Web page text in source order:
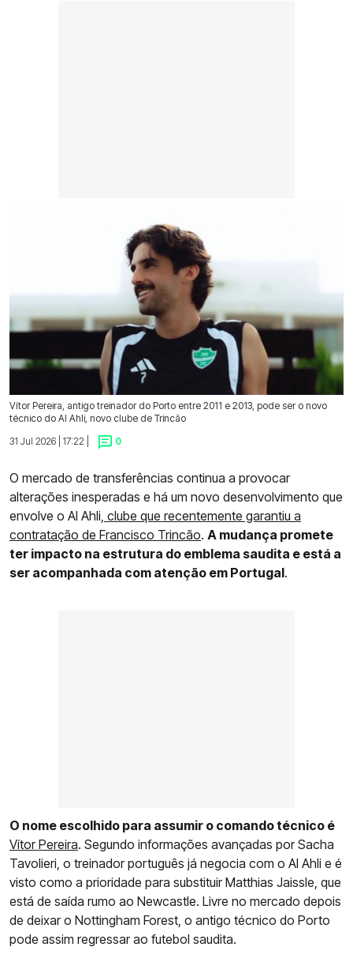
Vítor Pereira, antigo treinador do Porto entre 2011 e 2013, pode ser o novo
técnico do Al Ahli, novo clube de Trincão
31 Jul 2026 | 17:22 |
0
O mercado de transferências continua a provocar
alterações inesperadas e há um novo desenvolvimento que
envolve o Al Ahli, clube que recentemente garantiu a
contratação de Francisco Trincão. A mudança promete
ter impacto na estrutura do emblema saudita e está a
ser acompanhada com atenção em Portugal.
O nome escolhido para assumir o comando técnico é
Vítor Pereira. Segundo informações avançadas por Sacha
Tavolieri, o treinador português já negocia com o Al Ahli e é
visto como a prioridade para substituir Matthias Jaissle, que
está de saída rumo ao Newcastle. Livre no mercado depois
de deixar o Nottingham Forest, o antigo técnico do Porto
pode assim regressar ao futebol saudita.